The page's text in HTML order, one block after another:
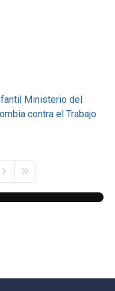
Ministerio del
contra el Trabajo
Next PageLast Page